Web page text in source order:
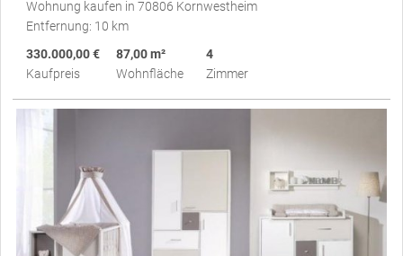
Wohnung kaufen in 70806 Kornwestheim
Entfernung: 10 km
330.000,00 €
Kaufpreis
87,00 m²
Wohnfläche
4
Zimmer